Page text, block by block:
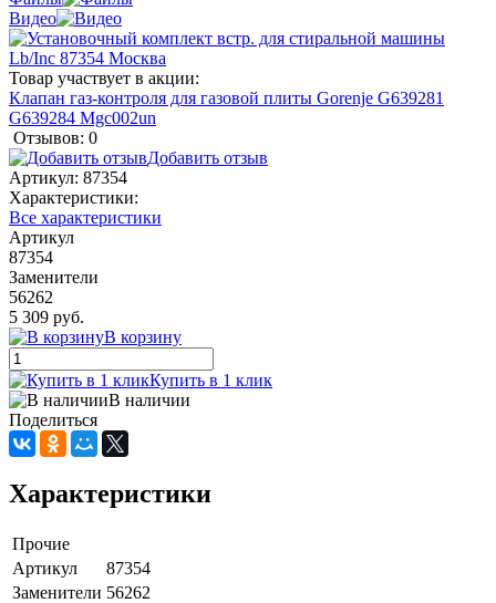
Видео
Товар участвует в акции:
Клапан газ-контроля для газовой плиты Gorenje G639281
G639284 Mgc002un
Отзывов: 0
Добавить отзыв
Артикул: 87354
Характеристики:
Все характеристики
Артикул
87354
Заменители
56262
5 309 руб.
В корзину
Купить в 1 клик
В наличии
Поделиться
Характеристики
Прочие
Артикул
87354
Заменители 56262